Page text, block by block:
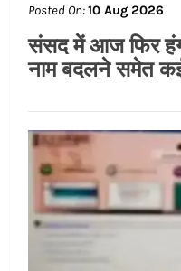
EPFO में हुए 8 बड़े
नॉमिनी तक बदल